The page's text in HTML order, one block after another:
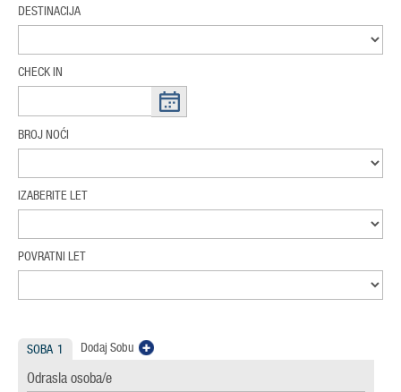
DESTINACIJA
CHECK IN
BROJ NOĆI
IZABERITE LET
POVRATNI LET
SOBA 1 Dodaj Sobu
Odrasla osoba/e